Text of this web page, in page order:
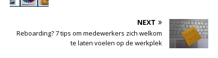
NEXT
Reboarding? 7 tips om medewerkers zich welkom
te laten voelen op de werkplek